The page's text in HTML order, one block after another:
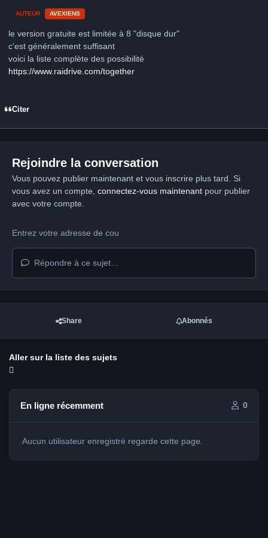
AUTEUR AVEXIENS
le version gratuite est limitée à 8 "disque dur"
c'est généralement suffisant
voici la liste complète des possibilité
https://www.raidrive.com/together
Citer
Rejoindre la conversation
Vous pouvez publier maintenant et vous inscrire plus tard. Si
vous avez un compte, connectez-vous maintenantpour publier
avec votre compte.
Répondre à ce sujet…
Share Abonnés
Aller sur la liste des sujets
En ligne récemment 0
Aucun utilisateur enregistré regarde cette page.